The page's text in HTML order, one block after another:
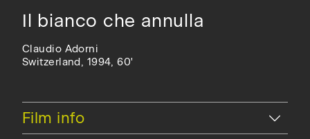
Il bianco che annulla
Claudio Adorni
Switzerland, 1994, 60'
Hide
Film info